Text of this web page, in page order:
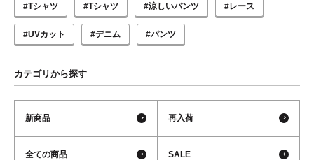
#Tシャツ #Tシャツ #涼しいパンツ #レース
#UVカット #デニム #パンツ
カテゴリから探す
新商品 再入荷
全ての商品 SALE